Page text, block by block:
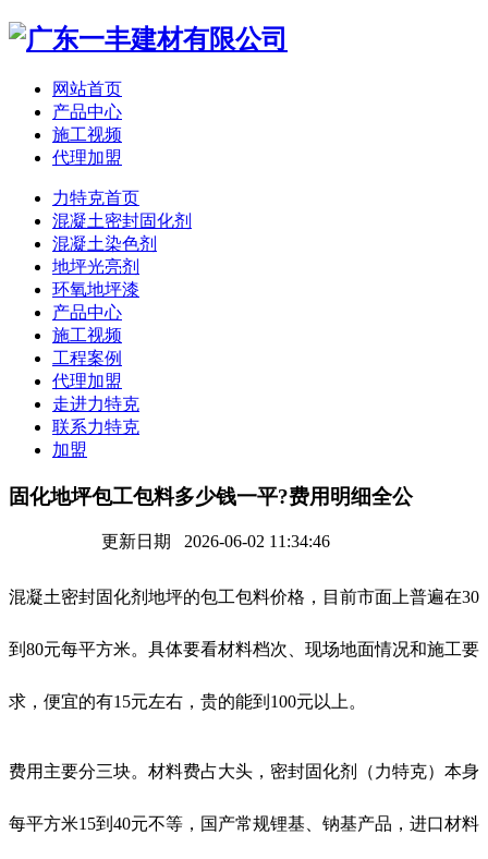
网站首页
产品中心
施工视频
代理加盟
力特克首页
混凝土密封固化剂
混凝土染色剂
地坪光亮剂
环氧地坪漆
产品中心
施工视频
工程案例
代理加盟
走进力特克
联系力特克
加盟
固化地坪包工包料多少钱一平?费用明细全公
更新日期 2026-06-02 11:34:46
混凝土密封固化剂地坪的包工包料价格，目前市面上普遍在30
到80元每平方米。具体要看材料档次、现场地面情况和施工要
求，便宜的有15元左右，贵的能到100元以上。
费用主要分三块。材料费占大头，密封固化剂（力特克）本身
每平方米15到40元不等，国产常规锂基、钠基产品，进口材料